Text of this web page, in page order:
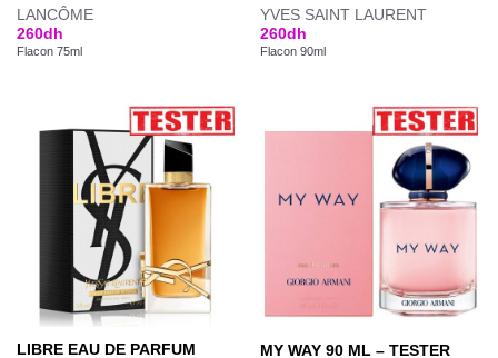
LANCÔME
260dh
Flacon 75ml
YVES SAINT LAURENT
260dh
Flacon 90ml
LIBRE EAU DE PARFUM
MY WAY 90 ML – TESTER